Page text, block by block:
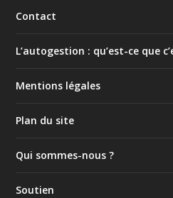
Contact
L’autogestion : qu’est-ce que
Mentions légales
Plan du site
Qui sommes-nous ?
Soutien